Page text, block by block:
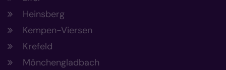
Heinsberg
Kempen-Viersen
Krefeld
Mönchengladbach